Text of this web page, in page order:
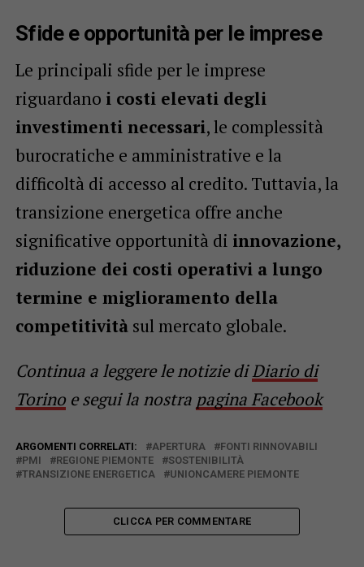
Sfide e opportunità per le imprese
Le principali sfide per le imprese
riguardano i costi elevati degli
investimenti necessari, le complessità
burocratiche e amministrative e la
difficoltà di accesso al credito. Tuttavia, la
transizione energetica offre anche
significative opportunità di innovazione,
riduzione dei costi operativi a lungo
termine e miglioramento della
competitivitàsul mercato globale.
Continua a leggere le notizie diDiario di
Torinoe segui la nostra pagina Facebook
ARGOMENTI CORRELATI: APERTURA
FONTI RINNOVABILI
PMI
REGIONE PIEMONTE
SOSTENIBILITÀ
TRANSIZIONE ENERGETICA
UNIONCAMERE PIEMONTE
CLICCA PER COMMENTARE